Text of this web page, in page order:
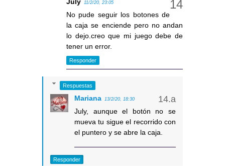
11/2/20, 23:05
No pude seguir los botones de
la caja se enciende pero no andan
lo dejo.creo que mi juego debe de
tener un error.
Responder
Respuestas
Mariana 13/2/20, 18:30
July, aunque el botón no se
mueva tu sigue el recorrido con
el puntero y se abre la caja.
Responder